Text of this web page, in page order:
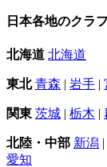
日本各地のクラ
北海道 北海道
東北 青森 | 岩手 |
関東 茨城 | 栃木 |
北陸・中部 新潟 |
愛知